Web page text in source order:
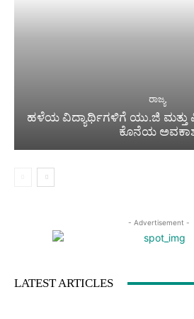
ರಾಜ್ಯ
ಹಳೆಯ ವಿದ್ಯಾರ್ಥಿಗಳಿಗೆ ಯು.ಜಿ ಮತ್ತು
ಕೊನೆಯ
- Advertisement -
LATEST ARTICLES